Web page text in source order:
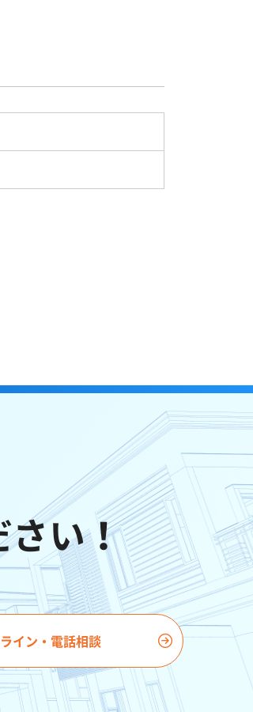
さい！
イン・電話相談